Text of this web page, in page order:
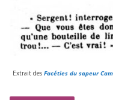
Extrait desFacéties du sapeur